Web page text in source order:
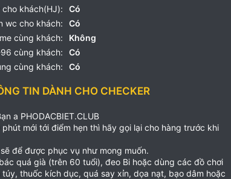
cho khách(HJ):
Có
wc cho khách:
Có
cùng khách:
Không
cùng khách:
Có
cùng khách:
Có
TIN DÀNH CHO CHECKER
a PHODACBIET.CLUB
mới tới điểm hẹn thì hãy gọi lại cho hàng trước khi
để được phục vụ như mong muốn.
quá già (trên 60 tuổi), đeo Bi hoặc dùng các đồ chơi
thuốc kích dục, quá say xỉn, dọa nạt, bạo dâm hoặc